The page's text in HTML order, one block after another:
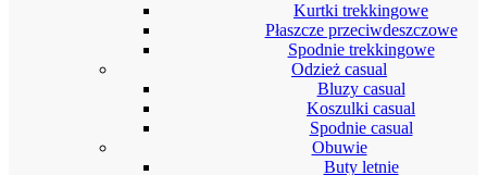
Kurtki trekkingowe
Płaszcze przeciwdeszczowe
Spodnie trekkingowe
Odzież casual
Bluzy casual
Koszulki casual
Spodnie casual
Obuwie
Buty letnie